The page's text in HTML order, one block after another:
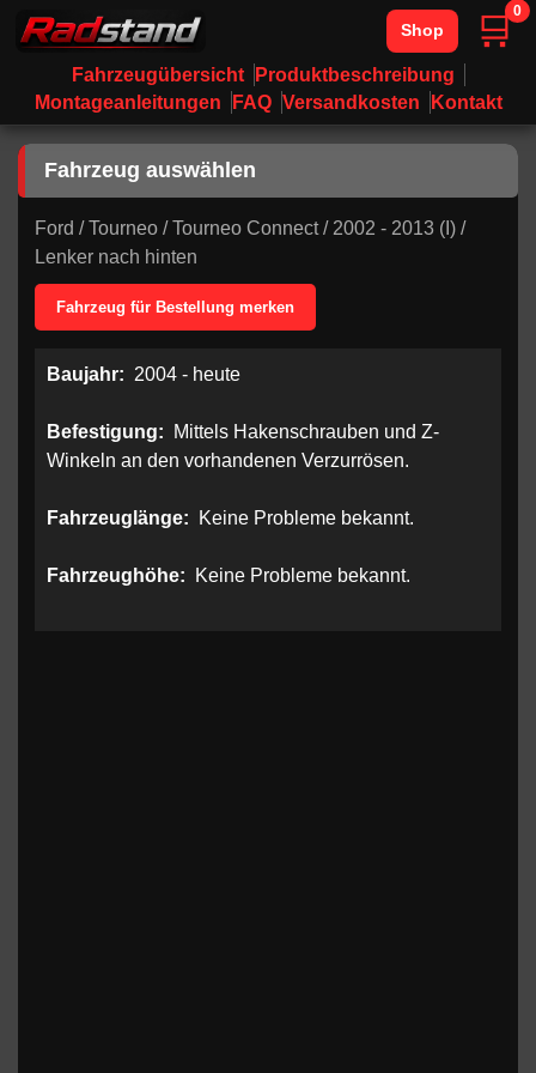
Fahrzeugübersicht
Produktbeschreibung
Montageanleitungen
FAQ Versandkosten Kontakt
Shop 🛒0
Fahrzeug auswählen
Ford /Tourneo /Tourneo Connect/ 2002 - 2013 (I) /
Lenker nach hinten
Fahrzeug für Bestellung merken
Baujahr: 2004 - heute
Befestigung:
Mittels Hakenschrauben und Z-
Winkeln an den vorhandenen Verzurrösen.
Fahrzeuglänge: Keine Probleme bekannt.
Fahrzeughöhe: Keine Probleme bekannt.